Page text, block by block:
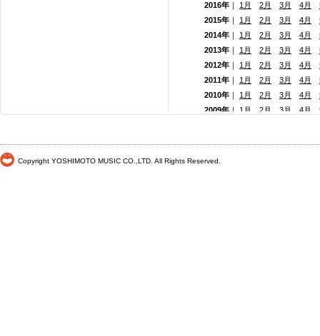
2016年 ｜ 1月 2月 3月 4月
2015年 ｜ 1月 2月 3月 4月
2014年 ｜ 1月 2月 3月 4月
2013年 ｜ 1月 2月 3月 4月
2012年 ｜ 1月 2月 3月 4月
2011年 ｜ 1月 2月 3月 4月
2010年 ｜ 1月 2月 3月 4月
2009年 ｜ 1月 2月 3月 4月
Copyright YOSHIMOTO MUSIC CO.,LTD. All Rights Reserved.